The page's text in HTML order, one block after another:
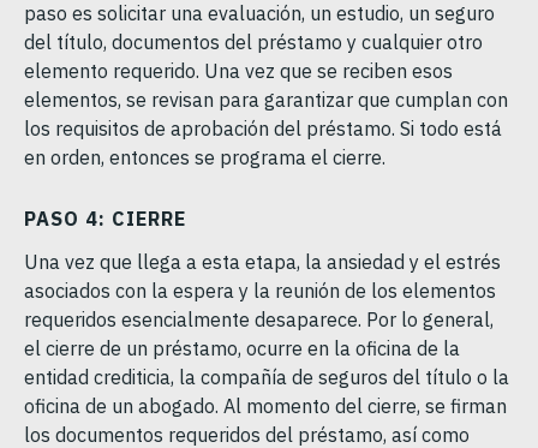
paso es solicitar una evaluación, un estudio, un seguro
del título, documentos del préstamo y cualquier otro
elemento requerido. Una vez que se reciben esos
elementos, se revisan para garantizar que cumplan con
los requisitos de aprobación del préstamo. Si todo está
en orden, entonces se programa el cierre.
PASO 4: CIERRE
Una vez que llega a esta etapa, la ansiedad y el estrés
asociados con la espera y la reunión de los elementos
requeridos esencialmente desaparece. Por lo general,
el cierre de un préstamo, ocurre en la oficina de la
entidad crediticia, la compañía de seguros del título o la
oficina de un abogado. Al momento del cierre, se firman
los documentos requeridos del préstamo, así como